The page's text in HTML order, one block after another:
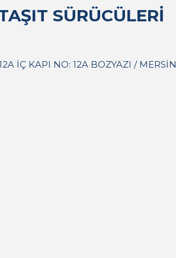
SÜRÜCÜLERİ
İÇ KAPI NO: 12A BOZYAZI / MERSİN